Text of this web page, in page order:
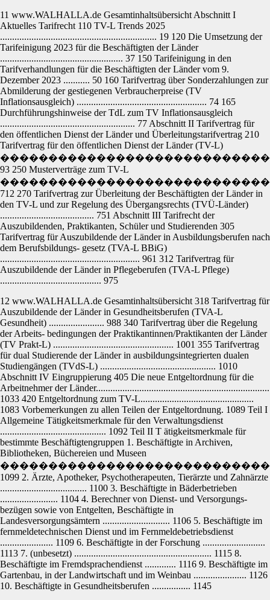
11 www.WALHALLA.de Gesamtinhaltsübersicht Abschnitt I
Aktuelles Tarifrecht 110 TV-L Trends 2025
................................................................. 19 120 Die Umsetzung der
Tarifeinigung 2023 für die Beschäftigten der Länder
................................................... 37 150 Tarifeinigung in den
Tarifverhandlungen für die Beschäftigten der Länder vom 9.
Dezember 2023 ........... 50 160 Tarifvertrag über Sonderzahlungen zur
Abmilderung der gestiegenen Verbraucherpreise (TV
Inflationsausgleich) ...................................................... 74 165
Durchführungshinweise der TdL zum TV Inflationsausgleich
........................................................ 77 Abschnitt II Tarifvertrag für
den öffentlichen Dienst der Länder und Überleitungstarifvertrag 210
Tarifvertrag für den öffentlichen Dienst der Länder (TV-L)
93 250 Musterverträge zum TV-L
712 270 Tarifvertrag zur Überleitung der Beschäftigten der Länder in
den TV-L und zur Regelung des Übergangsrechts (TVÜ-Länder)
....................................... 751 Abschnitt III Tarifrecht der
Auszubildenden, Praktikanten, Schüler und Studierenden 305
Tarifvertrag für Auszubildende der Länder in Ausbildungsberufen nach
dem Berufsbildungs- gesetz (TVA-L BBiG)
.......................................................... 961 312 Tarifvertrag für
Auszubildende der Länder in Pflegeberufen (TVA-L Pflege)
.......................................... 975
12 www.WALHALLA.de Gesamtinhaltsübersicht 318 Tarifvertrag für
Auszubildende der Länder in Gesundheitsberufen (TVA-L
Gesundheit) ....................... 988 340 Tarifvertrag über die Regelung
der Arbeits- bedingungen der Praktikantinnen/Praktikanten der Länder
(TV Prakt-L) .................................................. 1001 355 Tarifvertrag
für dual Studierende der Länder in ausbildungsintegrierten dualen
Studiengängen (TVdS-L) ................................................ 1010
Abschnitt IV Eingruppierung 405 Die neue Entgeltordnung für die
Arbeitnehmer der Länder........................................................................
1033 420 Entgeltordnung zum TV-L...............................................
1083 Vorbemerkungen zu allen Teilen der Entgeltordnung. 1089 Teil I
Allgemeine Tätigkeitsmerkmale für den Verwaltungsdienst
............................................ 1092 Teil II T ätigkeitsmerkmale für
bestimmte Beschäftigtengruppen 1. Beschäftigte in Archiven,
Bibliotheken, Büchereien und Museen
1099 2. Ärzte, Apotheker, Psychotherapeuten, Tierärzte und Zahnärzte
.................................... 1100 3. Beschäftigte in Bäderbetrieben
........................ 1104 4. Berechner von Dienst- und Versorgungs-
bezügen sowie von Entgelten, Beschäftigte in
Landesversorgungsämtern ............................ 1106 5. Beschäftigte im
fernmeldetechnischen Dienst und im Fernmeldebetriebsdienst
...................... 1109 6. Beschäftigte in der Forschung ..........................
1113 7. (unbesetzt) ......................................................... 1115 8.
Beschäftigte im Fremdsprachendienst ............. 1116 9. Beschäftigte im
Gartenbau, in der Landwirtschaft und im Weinbau ...................... 1126
10. Beschäftigte in Gesundheitsberufen ................ 1145